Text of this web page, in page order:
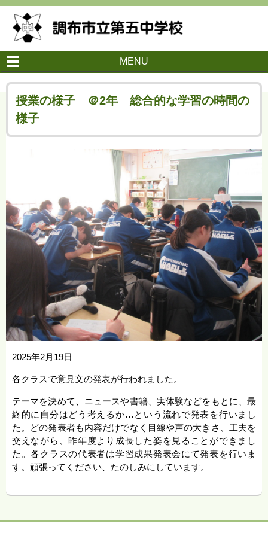
MENU
授業の様子 ＠2年 総合的な学習の時間の
様子
2025年2月19日
各クラスで意見文の発表が行われました。
テーマを決めて、ニュースや書籍、実体験などをもとに、最
終的に自分はどう考えるか…という流れで発表を行いまし
た。どの発表者も内容だけでなく目線や声の大きさ、工夫を
交えながら、昨年度より成長した姿を見ることができまし
た。各クラスの代表者は学習成果発表会にて発表を行いま
す。頑張ってください、たのしみにしています。